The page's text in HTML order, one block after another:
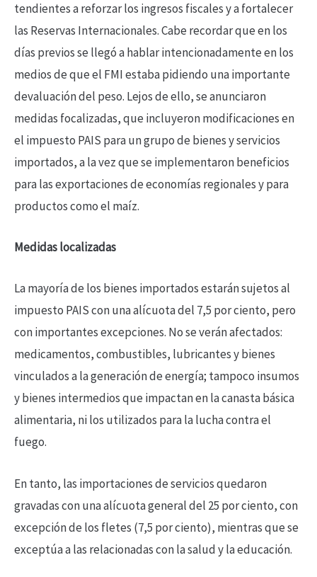
tendientes a reforzar los ingresos fiscales y a fortalecer
las Reservas Internacionales. Cabe recordar que en los
días previos se llegó a hablar intencionadamente en los
medios de que el FMI estaba pidiendo una importante
devaluación del peso. Lejos de ello, se anunciaron
medidas focalizadas, que incluyeron modificaciones en
el impuesto PAIS para un grupo de bienes y servicios
importados, a la vez que se implementaron beneficios
para las exportaciones de economías regionales y para
productos como el maíz.
Medidas localizadas
La mayoría de los bienes importados estarán sujetos al
impuesto PAIS con una alícuota del 7,5 por ciento, pero
con importantes excepciones. No se verán afectados:
medicamentos, combustibles, lubricantes y bienes
vinculados a la generación de energía; tampoco insumos
y bienes intermedios que impactan en la canasta básica
alimentaria, ni los utilizados para la lucha contra el
fuego.
En tanto, las importaciones de servicios quedaron
gravadas con una alícuota general del 25 por ciento, con
excepción de los fletes (7,5 por ciento), mientras que se
exceptúa a las relacionadas con la salud y la educación.